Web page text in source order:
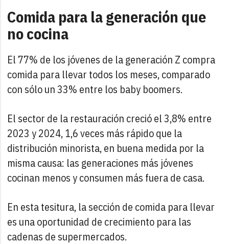
Comida para la generación que
no cocina
El 77% de los jóvenes de la generación Z compra
comida para llevar todos los meses, comparado
con sólo un 33% entre los baby boomers.
El sector de la restauración creció el 3,8% entre
2023 y 2024, 1,6 veces más rápido que la
distribución minorista, en buena medida por la
misma causa: las generaciones más jóvenes
cocinan menos y consumen más fuera de casa.
En esta tesitura, la sección de comida para llevar
es una oportunidad de crecimiento para las
cadenas de supermercados.